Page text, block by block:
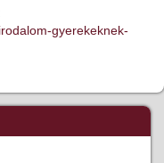
gyerekeknek-